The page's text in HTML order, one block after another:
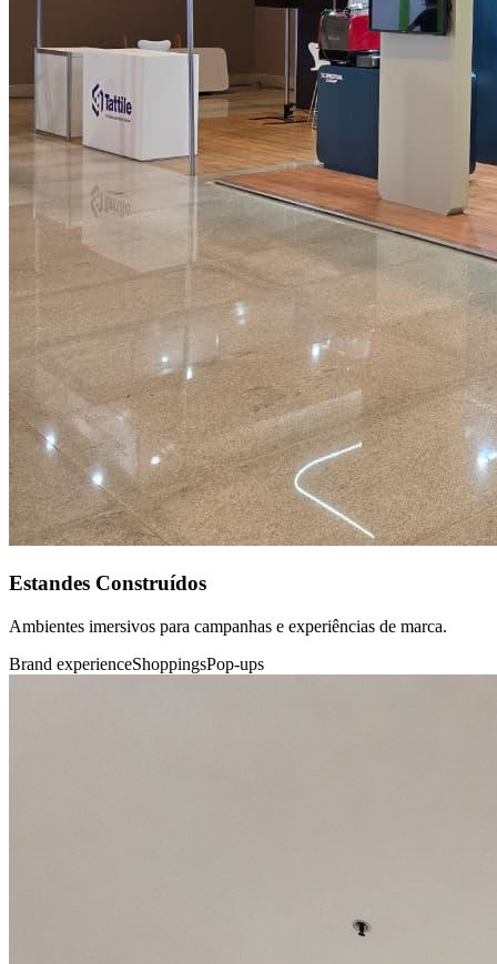
Estandes Construídos
Ambientes imersivos para campanhas e experiências de marca.
Brand experienceShoppingsPop-ups